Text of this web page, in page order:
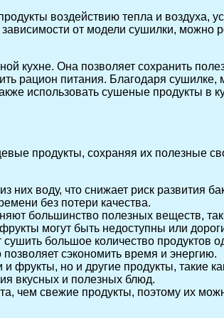
воздействию тепла и воздуха,
от модели сушилки, можно
Она позволяет сохранить
рацион питания. Благодаря
использовать сушеные продукты в
продукты, сохраняя их полезные
них воду, что снижает риск развития
без потери качества.
большинство полезных веществ,
могут быть недоступны или
большое количество продуктов
сэкономить время и энергию.
фрукты, но и другие продукты, такие
вкусных и полезных блюд.
свежие продукты, поэтому их